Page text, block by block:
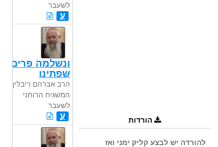
הורדות
להורדה יש לבצע קליק ימני ואז
לשעבר
ע
ונשלמה פרים
שפתינו
הרב אברהם ריבלין,
המשגיח הרוחני
לשעבר
ע